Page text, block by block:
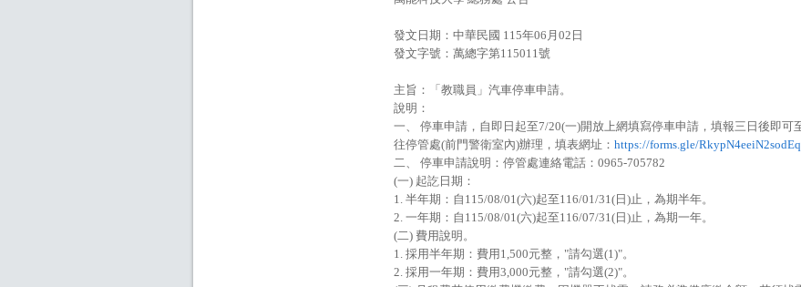
發文日期：中華民國 115年06月02日
發文字號：萬總字第115011號
主旨：「教職員」汽車停車申請。
說明：
一、 停車申請，自即日起至7/20(一)開放上網填寫停車申請，填報三日後即可
往停管處(前門警衛室內)辦理，填表網址： https://forms.gle/
二、 停車申請說明：停管處連絡電話：0965-705782
(一) 起訖日期：
1. 半年期：自115/08/01(六)起至116/01/31(日)止，為期半年。
2. 一年期：自115/08/01(六)起至116/07/31(日)止，為期一年。
(二) 費用說明。
1. 採用半年期：費用1,500元整，"請勾選(1)"。
2. 採用一年期：費用3,000元整，"請勾選(2)"。